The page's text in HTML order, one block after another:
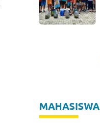
MAHASISWA